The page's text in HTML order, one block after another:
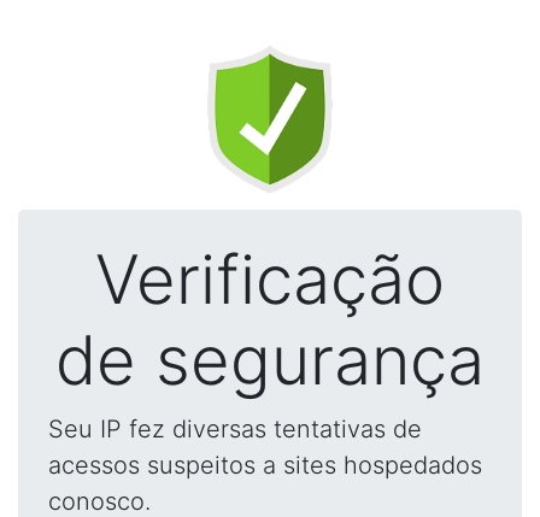
Verificação
de segurança
Seu IP fez diversas tentativas de
acessos suspeitos a sites hospedados
conosco.